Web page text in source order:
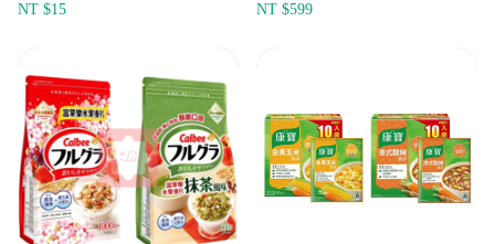
NT $15 NT $599